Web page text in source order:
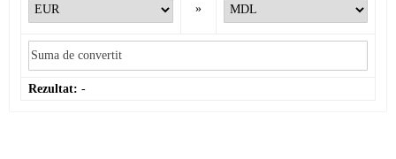
»
Rezultat: -